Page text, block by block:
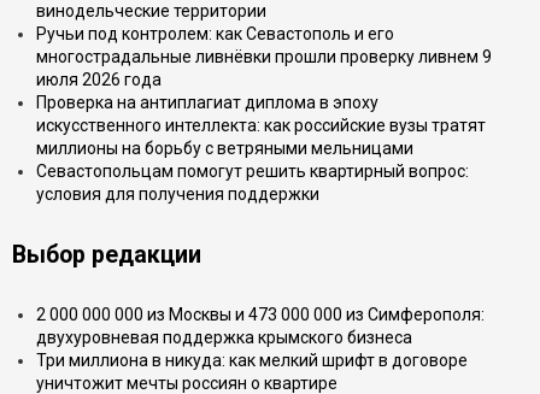
винодельческие территории
Ручьи под контролем: как Севастополь и его
многострадальные ливнёвки прошли проверку ливнем 9
июля 2026 года
Проверка на антиплагиат диплома в эпоху
искусственного интеллекта: как российские вузы тратят
миллионы на борьбу с ветряными мельницами
Севастопольцам помогут решить квартирный вопрос:
условия для получения поддержки
Выбор редакции
2 000 000 000 из Москвы и 473 000 000 из Симферополя:
двухуровневая поддержка крымского бизнеса
Три миллиона в никуда: как мелкий шрифт в договоре
уничтожит мечты россиян о квартире